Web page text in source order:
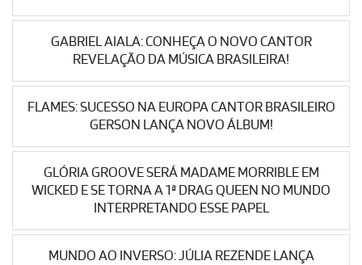
GABRIEL AIALA: CONHEÇA O NOVO CANTOR
REVELAÇÃO DA MÚSICA BRASILEIRA!
FLAMES: SUCESSO NA EUROPA CANTOR BRASILEIRO
GERSON LANÇA NOVO ÁLBUM!
GLÓRIA GROOVE SERÁ MADAME MORRIBLE EM
WICKED E SE TORNA A 1ª DRAG QUEEN NO MUNDO
INTERPRETANDO ESSE PAPEL
MUNDO AO INVERSO: JÚLIA REZENDE LANÇA